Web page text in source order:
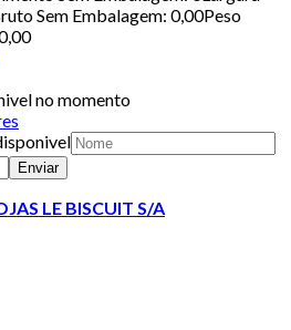
Sem Embalagem: 0,00Peso
no momento
Enviar
LE BISCUIT S/A